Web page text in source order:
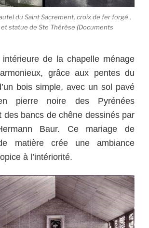
du Saint Sacrement, croix de fer forgé ,
statue de Ste Thérèse (Documents
intérieure de la chapelle ménage
grâce aux pentes du
bois simple, avec un sol pavé
pierre noire des Pyrénées
des bancs de chêne dessinés par
Baur. Ce mariage de
matière crée une ambiance
à l’intériorité.